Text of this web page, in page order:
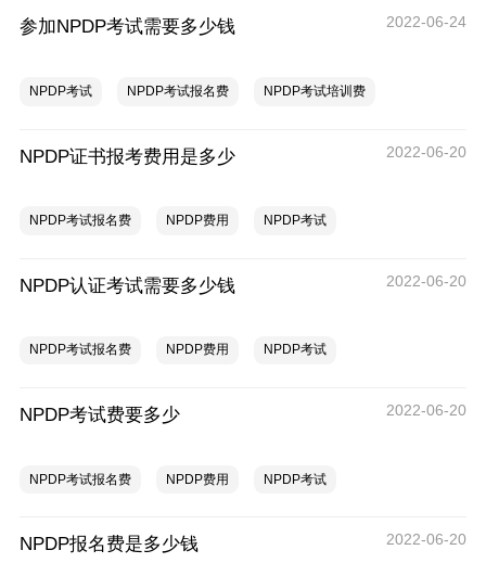
参加NPDP考试需要多少钱 2022-06-24
NPDP考试 NPDP考试报名费 NPDP考试培训费
NPDP证书报考费用是多少 2022-06-20
NPDP考试报名费 NPDP费用 NPDP考试
NPDP认证考试需要多少钱 2022-06-20
NPDP考试报名费 NPDP费用 NPDP考试
NPDP考试费要多少 2022-06-20
NPDP考试报名费 NPDP费用 NPDP考试
NPDP报名费是多少钱 2022-06-20